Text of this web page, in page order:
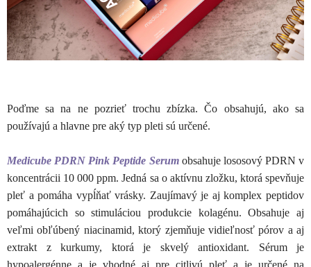
Poďme sa na ne pozrieť trochu zbízka. Čo obsahujú, ako sa
používajú a hlavne pre aký typ pleti sú určené.
Medicube PDRN Pink Peptide Serumobsahuje lososový PDRN v
koncentrácii 10 000 ppm. Jedná sa o aktívnu zložku, ktorá spevňuje
pleť a pomáha vypĺňať vrásky. Zaujímavý je aj komplex peptidov
pomáhajúcich so stimuláciou produkcie kolagénu. Obsahuje aj
veľmi obľúbený niacinamid, ktorý zjemňuje vidieľnosť pórov a aj
extrakt z kurkumy, ktorá je skvelý antioxidant. Sérum je
hypoalergénne a je vhodné aj pre citlivú pleť a je určené na